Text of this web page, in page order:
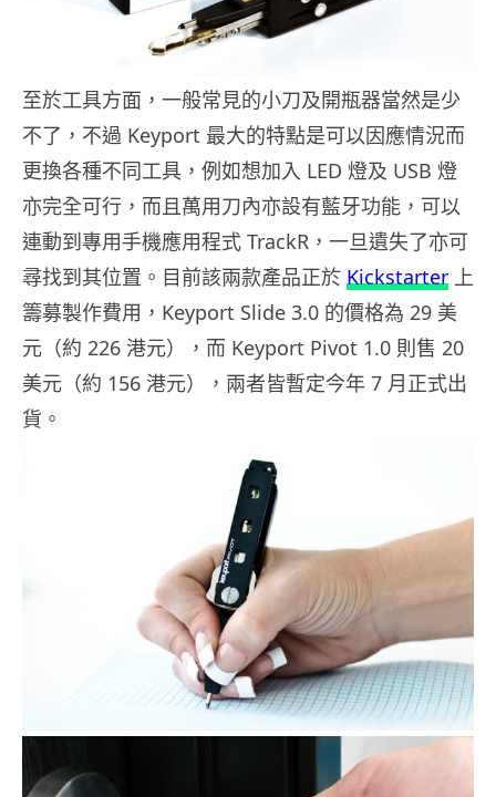
至於工具方面，一般常見的小刀及開瓶器當然是少
不了，不過 Keyport 最大的特點是可以因應情況而
更換各種不同工具，例如想加入 LED 燈及 USB 燈
亦完全可行，而且萬用刀內亦設有藍牙功能，可以
連動到專用手機應用程式 TrackR，一旦遺失了亦可
尋找到其位置。目前該兩款產品正於 Kickstarter 上
籌募製作費用，Keyport Slide 3.0 的價格為 29 美
元（約 226 港元），而 Keyport Pivot 1.0 則售 20
美元（約 156 港元），兩者皆暫定今年 7 月正式出
貨。